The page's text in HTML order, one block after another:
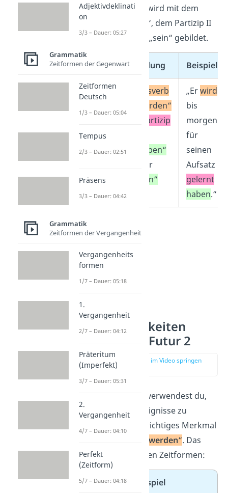
auszudrücken. Es wird mit dem
Hilfsverb „werden“, dem Partizip II
und „haben“ oder „sein“ gebildet.
Zeitform Bildung Beispiel
Futur 2
Hilfsverb
„werden“
Partizip
„haben“
oder
„sein“
„Erwird
bis
morgen
für
seinen
Aufsatz
gelernt
haben.“
Gemeinsamkeiten
Futur 1 und Futur 2
zur Stelle im Video springen
verwendest du,
um zukünftige Ereignisse zu
beschreiben. Ein wichtiges Merkmal
werden“. Das
benutzt du in beiden Zeitformen:
Zeitform Beispiel
Adjektivdeklinati
on
3/3 – Dauer: 05:27
Grammatik
Zeitformen der Gegenwart
Zeitformen
Deutsch
1/3 – Dauer: 05:04
Tempus
2/3 – Dauer: 02:51
Präsens
3/3 – Dauer: 04:42
Grammatik
Zeitformen der Vergangenheit
Vergangenheits
formen
1/7 – Dauer: 05:18
1.
Vergangenheit
2/7 – Dauer: 04:12
Präteritum
(Imperfekt)
3/7 – Dauer: 05:31
2.
Vergangenheit
4/7 – Dauer: 04:10
Perfekt
(Zeitform)
5/7 – Dauer: 04:18